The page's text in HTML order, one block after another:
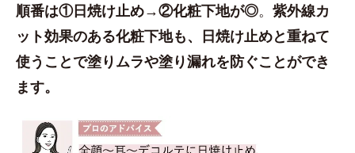
順番は①日焼け止め→②化粧下地が◎。 紫外線カ
ット効果のある化粧下地も、日焼け止めと重ねて
使うことで塗りムラや塗り漏れを防ぐことができ
ます。